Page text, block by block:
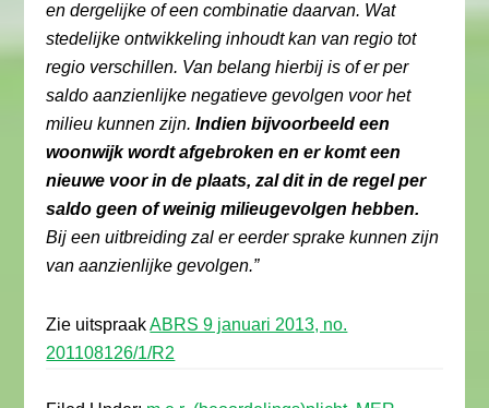
en dergelijke of een combinatie daarvan. Wat
stedelijke ontwikkeling inhoudt kan van regio tot
regio verschillen. Van belang hierbij is of er per
saldo aanzienlijke negatieve gevolgen voor het
milieu kunnen zijn.Indien bijvoorbeeld een
woonwijk wordt afgebroken en er komt een
nieuwe voor in de plaats, zal dit in de regel per
saldo geen of weinig milieugevolgen hebben.
Bij een uitbreiding zal er eerder sprake kunnen zijn
van aanzienlijke gevolgen.”
Zie uitspraakABRS 9 januari 2013, no.
201108126/1/R2